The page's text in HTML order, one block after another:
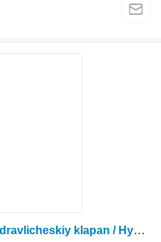
Distributeur hydraulique Gidravlicheskiy klapan / Hydraulic valve 131152A1 pour moissonneuse-batteuse Case IH